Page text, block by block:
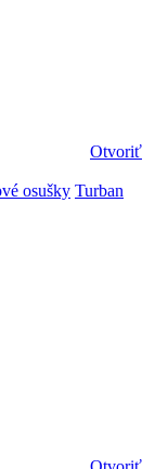
Otvoriť
osušky Turban